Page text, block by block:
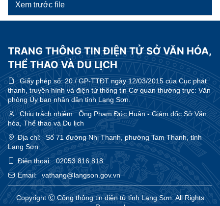
Xem trước file
TRANG THÔNG TIN ĐIỆN TỬ SỞ VĂN HÓA,
THỂ THAO VÀ DU LỊCH
Giấy phép số:20 / GP-TTĐT ngày 12/03/2015 của Cục phát
thanh, truyền hình và điện tử thông tin Cơ quan thường trực: Văn
phòng Ủy ban nhân dân tỉnh Lạng Sơn.
Chịu trách nhiệm:Ông Phạm Đức Huân - Giám đốc Sở Văn
hóa, Thể thao và Du lịch
Địa chỉ:
Số 71 đường Nhị Thanh, phường Tam Thanh, tỉnh
Lạng Sơn
Điện thoại:
02053.816.818
Email:
vathang@langson.gov.vn
Copyright Ⓒ Cổng thông tin điện tử tỉnh Lạng Sơn. All Rights